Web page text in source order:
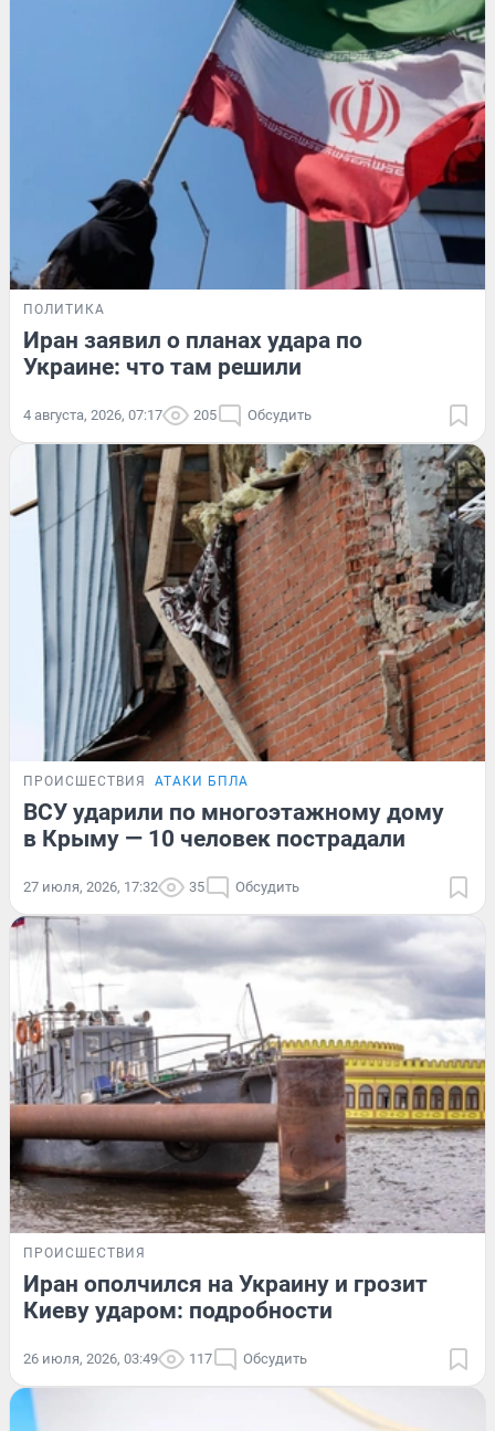
ПОЛИТИКА
Иран заявил о планах удара по
Украине: что там решили
4 августа, 2026, 07:17 205 Обсудить
ПРОИСШЕСТВИЯ АТАКИ БПЛА
ВСУ ударили по многоэтажному дому
в Крыму — 10 человек пострадали
27 июля, 2026, 17:32 35 Обсудить
ПРОИСШЕСТВИЯ
Иран ополчился на Украину и грозит
Киеву ударом: подробности
26 июля, 2026, 03:49 117 Обсудить